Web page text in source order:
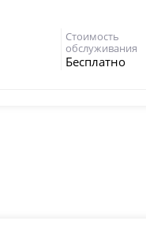
Стоимость
обслуживания
Бесплатно